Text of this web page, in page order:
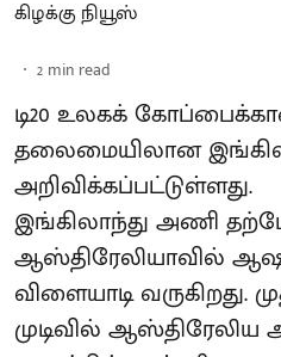
கிழக்கு நியூஸ்
2 min read
டி20 உலகக்
தலைமையிலான
அறிவிக்கப்பட்டுள்ளது.
இங்கிலாந்து அணி
ஆஸ்திரேலியாவில்
விளையாடி வருகிறது.
முடிவில் ஆஸ்திரேலிய